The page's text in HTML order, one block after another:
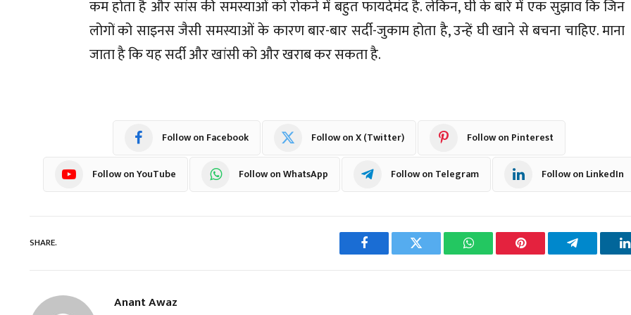
कम होता है और सांस की समस्याओं को रोकने में बहुत फायदेमंद है. लेकिन, घी के बारे में एक सुझाव कि जिन
लोगों को साइनस जैसी समस्याओं के कारण बार-बार सर्दी-जुकाम होता है, उन्हें घी खाने से बचना चाहिए. माना
जाता है कि यह सर्दी और खांसी को और खराब कर सकता है.
Follow on Facebook Follow on X (Twitter) Follow on Pinterest
Follow on YouTube Follow on WhatsApp Follow on Telegram Follow on LinkedIn
SHARE.
Facebook Twitter WhatsAppPinterest Telegram
Anant Awaz